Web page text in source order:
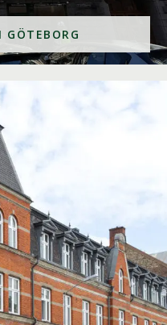
GÖTEBORG